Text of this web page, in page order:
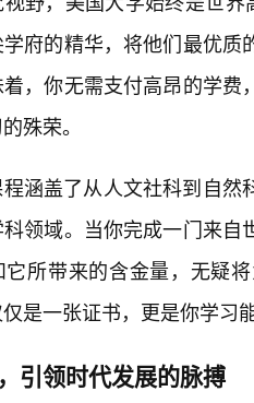
府的精华，将他们最优
，你无需支付高昂的学
殊荣。
涵盖了从人文社科到自然
领域。当你完成一门来
所带来的含金量，无疑
是一张证书，更是你学习
引领时代发展的脉搏